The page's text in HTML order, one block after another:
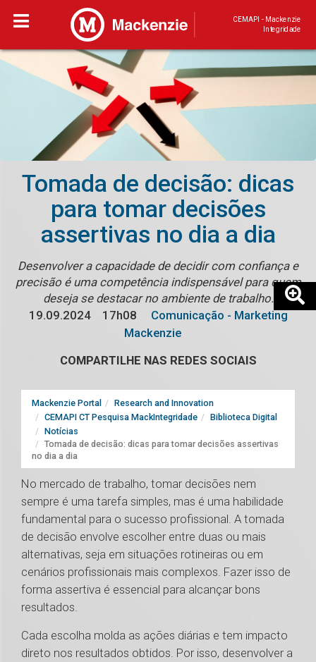
CEMAPI - Mackenzie
Integridade
Tomada de decisão: dicas
para tomar decisões
assertivas no dia a dia
Desenvolver a capacidade de decidir com confiança e
precisão é uma competência indispensável para quem
deseja se destacar no ambiente de trabalho.
19.09.2024
17h08
Comunicação - Marketing
Mackenzie
COMPARTILHE NAS REDES SOCIAIS
Mackenzie Portal
Research and Innovation
CEMAPI CT Pesquisa MackIntegridade
Biblioteca Digital
Notícias
Tomada de decisão: dicas para tomar decisões assertivas
no dia a dia
No mercado de trabalho, tomar decisões nem
sempre é uma tarefa simples, mas é uma habilidade
fundamental para o sucesso profissional. A tomada
de decisão envolve escolher entre duas ou mais
alternativas, seja em situações rotineiras ou em
cenários profissionais mais complexos. Fazer isso de
forma assertiva é essencial para alcançar bons
resultados.
Cada escolha molda as ações diárias e tem impacto
direto nos resultados obtidos. Por isso, desenvolver a